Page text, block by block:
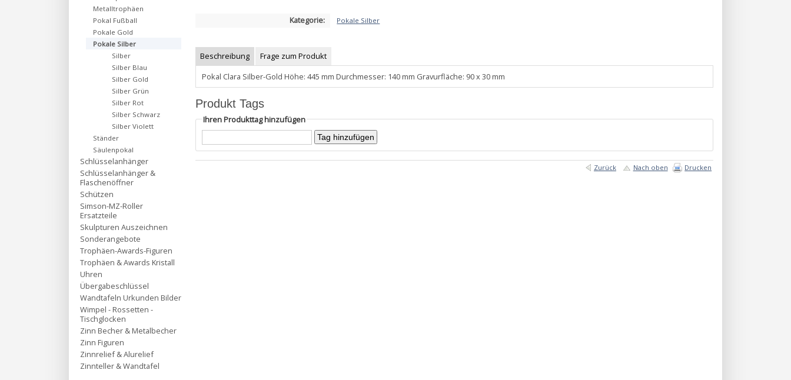
Kategorie: Pokale Silber
Beschreibung
Frage zum Produkt
Pokal Clara Silber-Gold Höhe: 445 mm Durchmesser: 140 mm Gravurfläche: 90 x 30 mm
Produkt Tags
Ihren Produkttag hinzufügen
Zurück Nach oben Drucken
Metalltrophäen
Pokal Fußball
Pokale Gold
Pokale Silber
Silber
Silber Blau
Silber Gold
Silber Grün
Silber Rot
Silber Schwarz
Silber Violett
Ständer
Säulenpokal
Schlüsselanhänger
Schlüsselanhänger &
Flaschenöffner
Schützen
Simson-MZ-Roller
Ersatzteile
Skulpturen Auszeichnen
Sonderangebote
Trophäen-Awards-Figuren
Trophäen & Awards Kristall
Uhren
Übergabeschlüssel
Wandtafeln Urkunden Bilder
Wimpel - Rossetten -
Tischglocken
Zinn Becher & Metalbecher
Zinn Figuren
Zinnrelief & Alurelief
Zinnteller & Wandtafel